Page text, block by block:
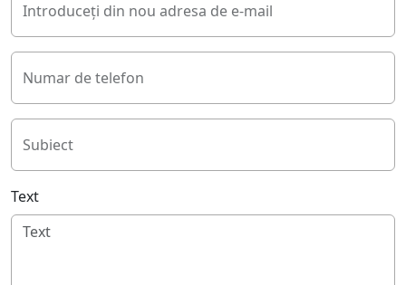
Introduceți din nou adresa de e-mail
Numar de telefon
Subiect
Text